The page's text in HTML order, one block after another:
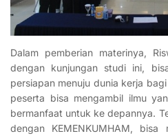
Dalam pemberian materinya,
dengan kunjungan studi ini,
persiapan menuju dunia kerja
peserta bisa mengambil ilmu
bermanfaat untuk ke depannya.
dengan KEMENKUMHAM,